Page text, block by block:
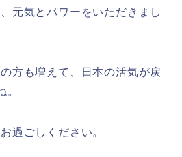
元気とパワーをいただきまし
方も増えて、日本の活気が戻
。
過ごしください。